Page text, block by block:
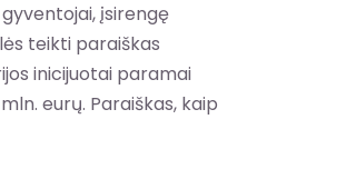
gyventojai, įsirengę
teikti paraiškas
inicijuotai paramai
eurų. Paraiškas, kaip